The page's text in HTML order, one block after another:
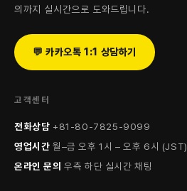
의까지 실시간으로 도와드립니다.
💬 카카오톡 1:1 상담하기
고객센터
전화상담 +81-80-7825-9099
영업시간 월–금 오후 1시 – 오후 6시 (JST)
온라인 문의 우측 하단 실시간 채팅